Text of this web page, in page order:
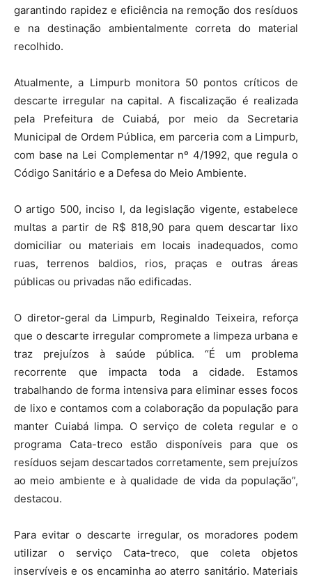
garantindo rapidez e eficiência na remoção dos resíduos
e na destinação ambientalmente correta do material
recolhido.
Atualmente, a Limpurb monitora 50 pontos críticos de
descarte irregular na capital. A fiscalização é realizada
pela Prefeitura de Cuiabá, por meio da Secretaria
Municipal de Ordem Pública, em parceria com a Limpurb,
com base na Lei Complementar nº 4/1992, que regula o
Código Sanitário e a Defesa do Meio Ambiente.
O artigo 500, inciso I, da legislação vigente, estabelece
multas a partir de R$ 818,90 para quem descartar lixo
domiciliar ou materiais em locais inadequados, como
ruas, terrenos baldios, rios, praças e outras áreas
públicas ou privadas não edificadas.
O diretor-geral da Limpurb, Reginaldo Teixeira, reforça
que o descarte irregular compromete a limpeza urbana e
traz prejuízos à saúde pública. “É um problema
recorrente que impacta toda a cidade. Estamos
trabalhando de forma intensiva para eliminar esses focos
de lixo e contamos com a colaboração da população para
manter Cuiabá limpa. O serviço de coleta regular e o
programa Cata-treco estão disponíveis para que os
resíduos sejam descartados corretamente, sem prejuízos
ao meio ambiente e à qualidade de vida da população”,
destacou.
Para evitar o descarte irregular, os moradores podem
utilizar o serviço Cata-treco, que coleta objetos
inservíveis e os encaminha ao aterro sanitário. Materiais